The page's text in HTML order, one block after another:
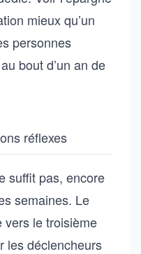
mieux qu’un
personnes
bout d’un an de
réflexes
suffit pas, encore
semaines. Le
vers le troisième
les déclencheurs